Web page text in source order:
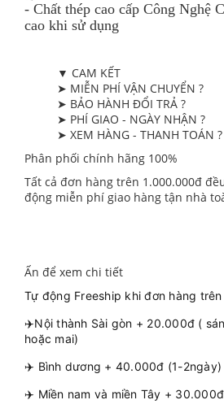
- Chất thép cao cấp Công Nghệ
cao khi sử dụng
▼ CAM KẾT
➤ MIỄN PHÍ VẬN CHUYỂN ?
➤ BẢO HÀNH ĐỔI TRẢ ?
➤ PHÍ GIAO - NGÀY NHẬN ?
➤ XEM HÀNG - THANH TOÁN ?
Phân phối chính hãng 100%
Tất cả đơn hàng trên 1.000.000đ
động miễn phí giao hàng tận nhà
Ấn để xem chi tiết
Tự động Freeship khi đơn hàng trên
✈️Nội thành Sài gòn + 20.000đ (
hoặc mai)
✈️ Bình dương + 40.000đ (1-2ngày)
✈️ Miền nam và miền Tây +